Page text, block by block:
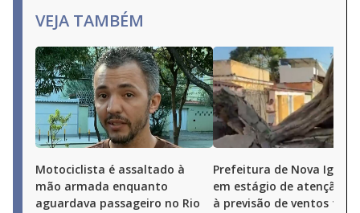
VEJA TAMBÉM
Motociclista é assaltado à
mão armada enquanto
aguardava passageiro no Rio
Prefeitura de Nova
em estágio de atenção
à previsão de ventos